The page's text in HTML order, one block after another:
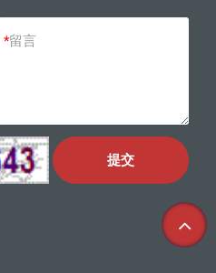
*留言
提交